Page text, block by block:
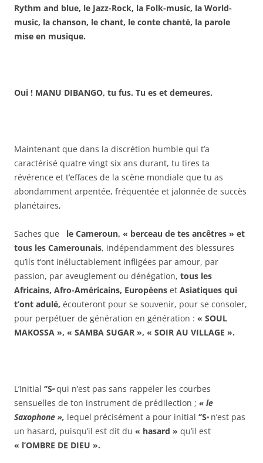
Rythm and blue, le Jazz-Rock, la Folk-music, la World-
music, la chanson, le chant, le conte chanté, la parole
mise en musique.
Oui ! MANU DIBANGO, tu fus. Tu es et demeures.
Maintenant que dans la discrétion humble qui t’a
caractérisé quatre vingt six ans durant, tu tires ta
révérence et t’effaces de la scène mondiale que tu as
abondamment arpentée, fréquentée et jalonnée de succès
planétaires,
Saches que le Cameroun, « berceau de tes ancêtres » et
tous les Camerounais, indépendamment des blessures
qu’ils t’ont inéluctablement infligées par amour, par
passion, par aveuglement ou dénégation, tous les
Africains, Afro-Américains, Européens et Asiatiques qui
t’ont adulé, écouteront pour se souvenir, pour se consoler,
pour perpétuer de génération en génération : « SOUL
MAKOSSA », « SAMBA SUGAR », « SOIR AU VILLAGE ».
L’Initial ‘’S’’qui n’est pas sans rappeler les courbes
sensuelles de ton instrument de prédilection ; « le
Saxophone », lequel précisément a pour initial ‘’S’’ n’est pas
un hasard, puisqu’il est dit du « hasard » qu’il est
« l’OMBRE DE DIEU ».